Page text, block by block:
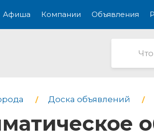
Афиша Компании Объявления
Доска объявлений